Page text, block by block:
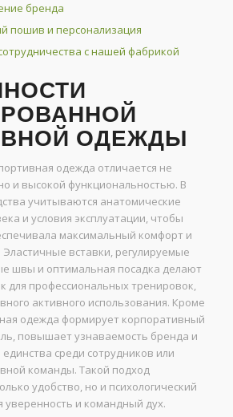
бренда
пошив и персонализация
с нашей фабрикой
ОДЕЖДЫ
одежда отличается не
и высокой функциональностью. В
учитываются анатомические
и условия эксплуатации, чтобы
максимальный комфорт и
вставки, регулируемые
швы и оптимальная посадка делают
для профессиональных тренировок,
активного использования. Кроме
одежда формирует корпоративный
повышает узнаваемость бренда и
среди сотрудников или
команды. Такой подход
удобство, но и психологический
уверенность и командный дух.